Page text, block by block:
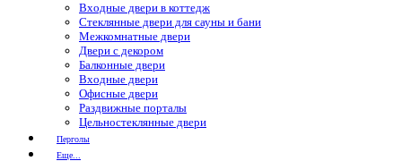
Входные двери в коттедж
Стеклянные двери для сауны и бани
Межкомнатные двери
Двери с декором
Балконные двери
Входные двери
Офисные двери
Раздвижные порталы
Цельностеклянные двери
Перголы
Еще...